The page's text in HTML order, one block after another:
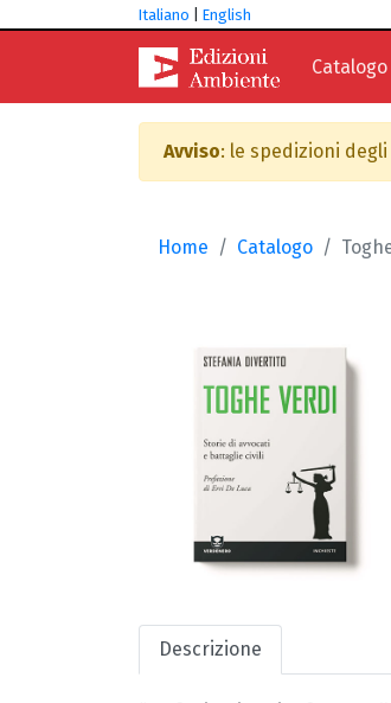
Italiano English
Catalogo
Avviso: le spedizioni
Home Catalogo
Descrizione